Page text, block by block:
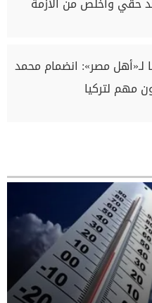
لـ«أهل مصر»: انضمام محمد
مهم لتركيا